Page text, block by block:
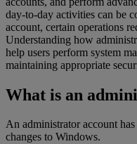
day-to-day activities can be
account, certain operations
Understanding how
help users perform system
maintaining appropriate
What is an
An administrator account
changes to Windows.